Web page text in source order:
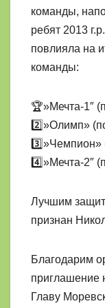
команды,
ребят 2013
повлияла на
команды:
🏆»Мечта-1″
2️⃣»Олимп»
3️⃣»Чемпион»
4️⃣»Мечта-2″
Лучшим
признан
Благодарим
приглашение
Главу